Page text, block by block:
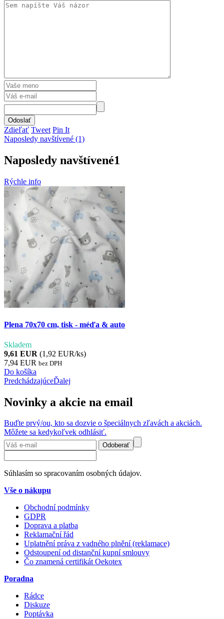
Odoslať
Zdieľať Tweet Pin It
Naposledy navštívené (1)
Naposledy navštívené1
Rýchle info
Plena 70x70 cm, tisk - méďa & auto
Skladem
9,61 EUR (1,92 EUR/ks)
7,94 EUR bez DPH
Do košíka
PredchádzajúceĎalej
Novinky a akcie na email
Buďte prvý/ou, kto sa dozvie o špeciálnych zľavách a akciách.
Môžete sa kedykoľvek odhlásiť.
Odoberať
Súhlasím so spracovaním osobných údajov.
Vše o nákupu
Obchodní podmínky
GDPR
Doprava a platba
Reklamační řád
Uplatnění práva z vadného plnění (reklamace)
Odstoupení od distanční kupní smlouvy
Čo znamená certifikát Oekotex
Poradna
Rádce
Diskuze
Poptávka